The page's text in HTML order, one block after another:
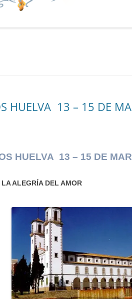
HUELVA 13 – 15 DE
HUELVA 13 – 15 DE
ALEGRÍA DEL AMOR